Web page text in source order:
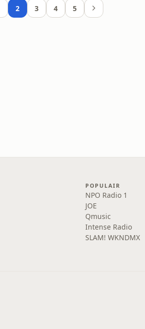
2 3 4 5
POPULAIR
NPO Radio 1
JOE
Qmusic
Intense Radio
SLAM! WKNDMX